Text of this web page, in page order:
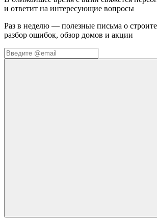
и ответит на интересующие вопросы
Раз в неделю — полезные письма о
разбор ошибок, обзор домов и акции